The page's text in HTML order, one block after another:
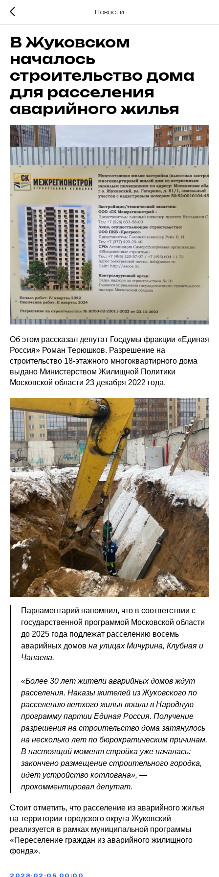
Новости
В Жуковском
началось
строительство дома
для расселения
аварийного жилья
Об этом рассказал депутат Госдумы фракции «Единая
Россия» Роман Терюшков. Разрешение на
строительство 18-этажного многоквартирного дома
выдано Министерством Жилищной Политики
Московской области 23 декабря 2022 года.
Парламентарий напомнил, что в соответствии с
государственной программой Московской области
до 2025 года подлежат расселению восемь
аварийных домов на улицах Мичурина, Клубная и
Чапаева.
«Более 30 лет жители аварийных домов ждут
расселения. Наказы жителей из Жуковского по
расселению ветхого жилья вошли в Народную
программу партии Единая Россия. Получение
разрешения на строительство дома затянулось
на несколько лет по бюрократическим причинам.
В настоящий момент стройка уже началась:
закончено размещение строительного городка,
идет устройство котлована», —
прокомментировал депутат.
Стоит отметить, что расселение из аварийного жилья
на территории городского округа Жуковский
реализуется в рамках муниципальной программы
«Переселение граждан из аварийного жилищного
фонда».
2023-02-05 00:00